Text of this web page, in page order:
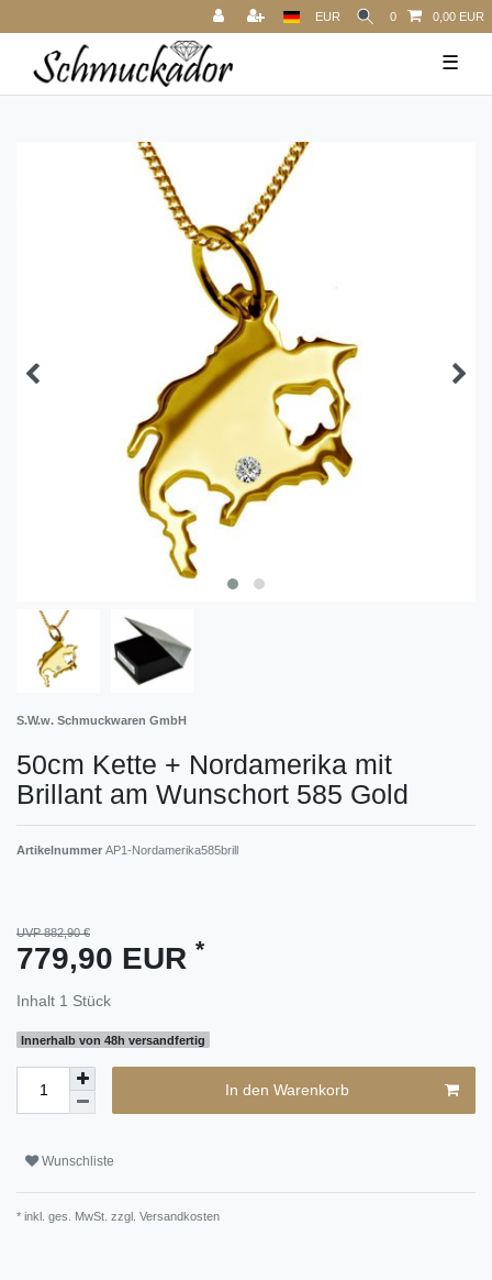
EUR 0 0,00 EUR
☰
S.W.w. Schmuckwaren GmbH
50cm Kette + Nordamerika mit
Brillant am Wunschort 585 Gold
Artikelnummer AP1-Nordamerika585brill
UVP 882,90 €
779,90 EUR *
Inhalt 1 Stück
Innerhalb von 48h versandfertig
In den Warenkorb
Wunschliste
* inkl. ges. MwSt. zzgl. Versandkosten